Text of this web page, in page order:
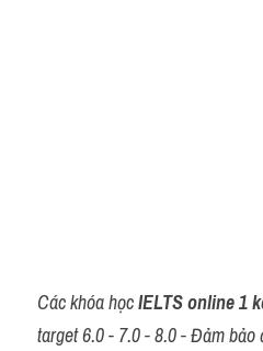
Các khóa học IELTS online 1
target 6.0 - 7.0 - 8.0 - Đảm